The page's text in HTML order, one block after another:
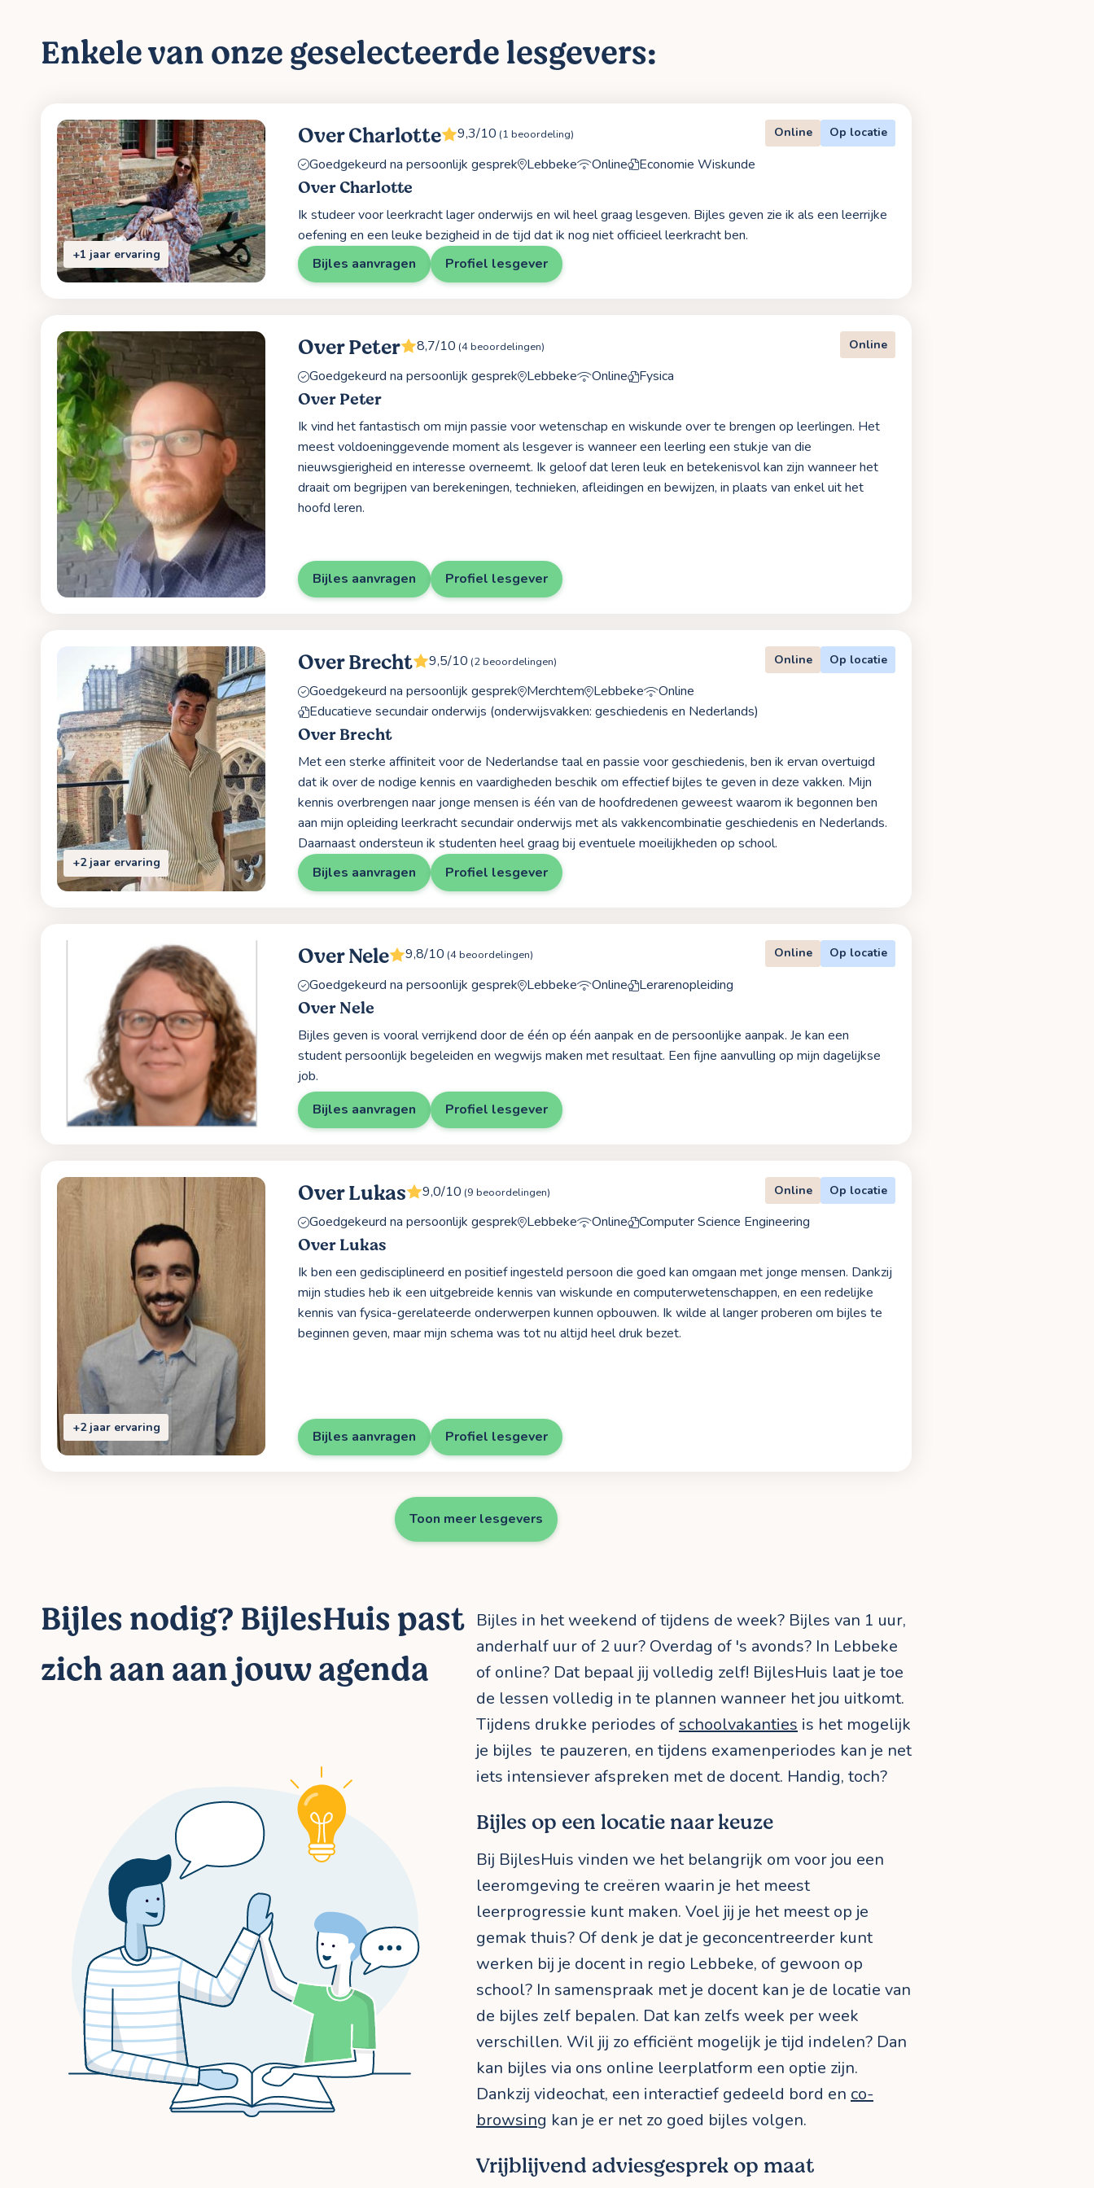
Enkele van onze geselecteerde lesgevers:
+1 jaar ervaring
Over Charlotte 9,3/10 (1 beoordeling) Online Op locatie
Goedgekeurd na persoonlijk gesprek Lebbeke Online Economie Wiskunde
Over Charlotte
Ik studeer voor leerkracht lager onderwijs en wil heel graag lesgeven. Bijles geven zie ik als een leerrijke
oefening en een leuke bezigheid in de tijd dat ik nog niet officieel leerkracht ben.
Bijles aanvragen
Profiel lesgever
Over Peter 8,7/10 (4 beoordelingen) Online
Goedgekeurd na persoonlijk gesprek Lebbeke Online Fysica
Over Peter
Ik vind het fantastisch om mijn passie voor wetenschap en wiskunde over te brengen op leerlingen. Het
meest voldoeninggevende moment als lesgever is wanneer een leerling een stukje van die
nieuwsgierigheid en interesse overneemt. Ik geloof dat leren leuk en betekenisvol kan zijn wanneer het
draait om begrijpen van berekeningen, technieken, afleidingen en bewijzen, in plaats van enkel uit het
hoofd leren.
Bijles aanvragen Profiel lesgever
+2 jaar ervaring
Over Brecht 9,5/10 (2 beoordelingen) Online Op locatie
Goedgekeurd na persoonlijk gesprek Merchtem Lebbeke
Online
Educatieve secundair onderwijs (onderwijsvakken: geschiedenis en Nederlands)
Over Brecht
Met een sterke affiniteit voor de Nederlandse taal en passie voor geschiedenis, ben ik ervan overtuigd
dat ik over de nodige kennis en vaardigheden beschik om effectief bijles te geven in deze vakken. Mijn
kennis overbrengen naar jonge mensen is één van de hoofdredenen geweest waarom ik begonnen ben
aan mijn opleiding leerkracht secundair onderwijs met als vakkencombinatie geschiedenis en Nederlands.
Daarnaast ondersteun ik studenten heel graag bij eventuele moeilijkheden op school.
Bijles aanvragen
Profiel lesgever
Over Nele 9,8/10 (4 beoordelingen) Online Op locatie
Goedgekeurd na persoonlijk gesprek Lebbeke Online Lerarenopleiding
Over Nele
Bijles geven is vooral verrijkend door de één op één aanpak en de persoonlijke aanpak. Je kan een
student persoonlijk begeleiden en wegwijs maken met resultaat. Een fijne aanvulling op mijn dagelijkse
job.
Bijles aanvragen
Profiel lesgever
+2 jaar ervaring
Over Lukas 9,0/10 (9 beoordelingen) Online Op locatie
Goedgekeurd na persoonlijk gesprek Lebbeke Online Computer Science Engineering
Over Lukas
Ik ben een gedisciplineerd en positief ingesteld persoon die goed kan omgaan met jonge mensen. Dankzij
mijn studies heb ik een uitgebreide kennis van wiskunde en computerwetenschappen, en een redelijke
kennis van fysica-gerelateerde onderwerpen kunnen opbouwen. Ik wilde al langer proberen om bijles te
beginnen geven, maar mijn schema was tot nu altijd heel druk bezet.
Bijles aanvragen Profiel lesgever
Toon meer lesgevers
Bijles nodig? BijlesHuis past
zich aan aan jouw agenda
Bijles in het weekend of tijdens de week? Bijles van 1 uur,
anderhalf uur of 2 uur? Overdag of 's avonds? In Lebbeke
of online? Dat bepaal jij volledig zelf! BijlesHuis laat je toe
de lessen volledig in te plannen wanneer het jou uitkomt.
Tijdens drukke periodes of schoolvakanties is het mogelijk
je bijles te pauzeren, en tijdens examenperiodes kan je net
iets intensiever afspreken met de docent. Handig, toch?
Bijles op een locatie naar keuze
Bij BijlesHuis vinden we het belangrijk om voor jou een
leeromgeving te creëren waarin je het meest
leerprogressie kunt maken. Voel jij je het meest op je
gemak thuis? Of denk je dat je geconcentreerder kunt
werken bij je docent in regio Lebbeke, of gewoon op
school? In samenspraak met je docent kan je de locatie van
de bijles zelf bepalen. Dat kan zelfs week per week
verschillen. Wil jij zo efficiënt mogelijk je tijd indelen? Dan
kan bijles via ons online leerplatform een optie zijn.
Dankzij videochat, een interactief gedeeld bord en co-
browsing kan je er net zo goed bijles volgen.
Vrijblijvend adviesgesprek op maat